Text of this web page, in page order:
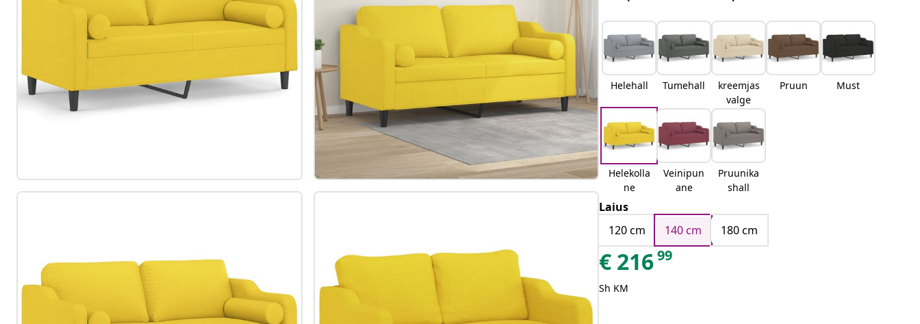
Helehall Tumehall
kreemjas
valge
Pruun Must
Helekolla
ne
Veinipun
ane
Pruunika
shall
Laius
120 cm
140 cm 180 cm
€ 21699
Sh KM